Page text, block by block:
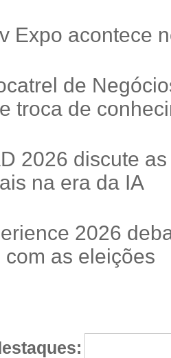
Expo acontece
de
troca de
2026 discute
na era da IA
2026
com as eleições